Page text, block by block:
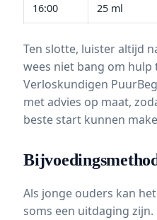
16:00 25 ml
Ten slotte, luister altijd
wees niet bang om hulp
Verloskundigen
met advies op maat,
beste start kunnen
Als jonge ouders kan
soms een uitdaging